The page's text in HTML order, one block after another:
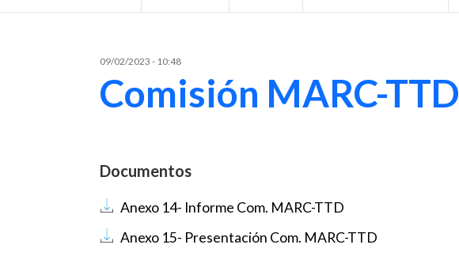
Buscar
09/02/2023 - 10:48
Comisión MARC-TTD
Documentos
Documento
Anexo 14- Informe Com. MARC-TTD
Documento
Anexo 15- Presentación Com. MARC-TTD